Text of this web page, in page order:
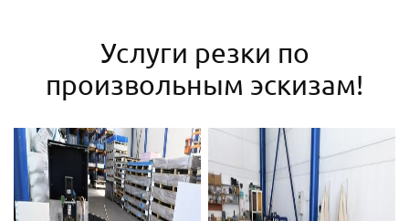
Услуги резки по
произвольным эскизам!